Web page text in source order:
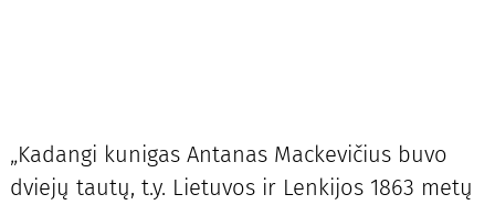
„Kadangi kunigas Antanas Mackevičius buvo
dviejų tautų, t.y. Lietuvos ir Lenkijos 1863 metų